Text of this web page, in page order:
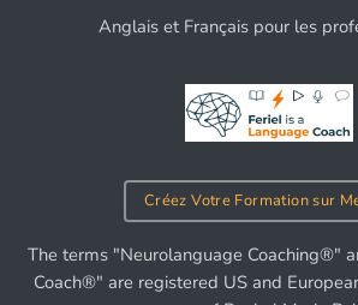
Anglais et Français pour les
Créez Votre Formation sur
The terms "Neurolanguage Coaching®"
Coach®" are registered US and